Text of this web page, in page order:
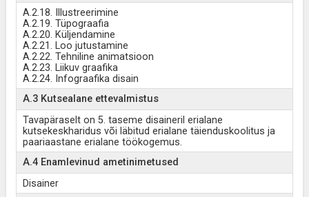
A.2.18. Illustreerimine
A.2.19. Tüpograafia
A.2.20. Küljendamine
A.2.21. Loo jutustamine
A.2.22. Tehniline animatsioon
A.2.23. Liikuv graafika
A.2.24. Infograafika disain
A.3 Kutsealane ettevalmistus
Tavapäraselt on 5. taseme disaineril erialane
kutsekeskharidus või läbitud erialane täienduskoolitus ja
paariaastane erialane töökogemus.
A.4 Enamlevinud ametinimetused
Disainer